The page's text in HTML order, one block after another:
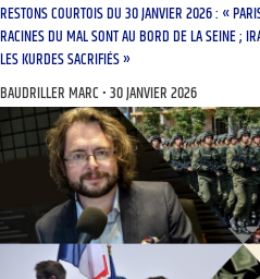
RESTONS COURTOIS DU 30 JANVIER 2026 : «
RACINES DU MAL SONT AU BORD DE LA SEINE ;
LES KURDES SACRIFIÉS »
BAUDRILLER MARC 30 JANVIER 2026